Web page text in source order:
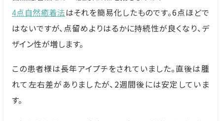
4点自然癒着法はそれを簡易化したものです。6点ほどで
はないですが、点留めよりはるかに持続性が良くなり、デ
ザイン性が増します。
この患者様は長年アイプチをされていました。直後は腫
れて左右差がありましたが、2週間後には安定していま
す。